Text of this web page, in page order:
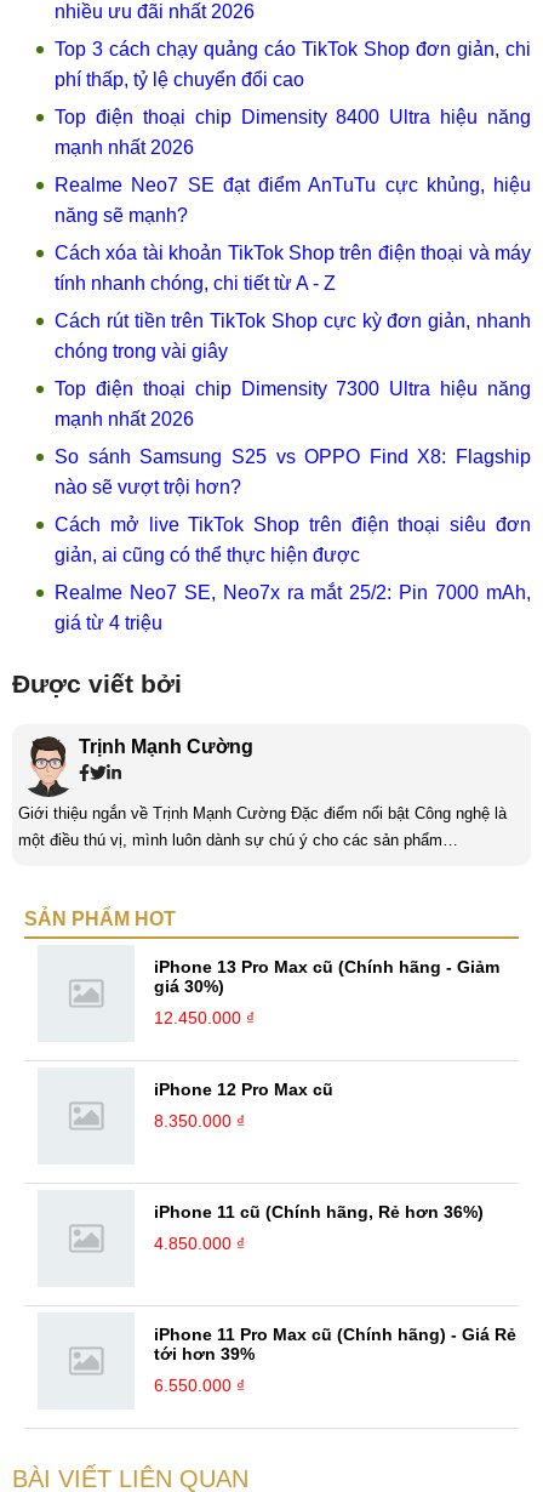
nhiều ưu đãi nhất 2026
Top 3 cách chạy quảng cáo TikTok Shop đơn giản, chi
phí thấp, tỷ lệ chuyển đổi cao
Top điện thoại chip Dimensity 8400 Ultra hiệu năng
mạnh nhất 2026
Realme Neo7 SE đạt điểm AnTuTu cực khủng, hiệu
năng sẽ mạnh?
Cách xóa tài khoản TikTok Shop trên điện thoại và máy
tính nhanh chóng, chi tiết từ A - Z
Cách rút tiền trên TikTok Shop cực kỳ đơn giản, nhanh
chóng trong vài giây
Top điện thoại chip Dimensity 7300 Ultra hiệu năng
mạnh nhất 2026
So sánh Samsung S25 vs OPPO Find X8: Flagship
nào sẽ vượt trội hơn?
Cách mở live TikTok Shop trên điện thoại siêu đơn
giản, ai cũng có thể thực hiện được
Realme Neo7 SE, Neo7x ra mắt 25/2: Pin 7000 mAh,
giá từ 4 triệu
Được viết bởi
Trịnh Mạnh Cường
Giới thiệu ngắn về Trịnh Mạnh Cường Đặc điểm nổi bật Công nghệ là
một điều thú vị, mình luôn dành sự chú ý cho các sản phẩm
hiểu biết mới mẻ và thú vị. Tinh thần tự giác và sự chuyên nghiệp là
SẢN PHẨM HOT
iPhone 13 Pro Max cũ (Chính hãng - Giảm
giá 30%)
12.450.000 ₫
iPhone 12 Pro Max cũ
8.350.000 ₫
iPhone 11 cũ (Chính hãng, Rẻ hơn 36%)
4.850.000 ₫
iPhone 11 Pro Max cũ (Chính hãng) - Giá Rẻ
tới hơn 39%
6.550.000 ₫
BÀI VIẾT LIÊN QUAN